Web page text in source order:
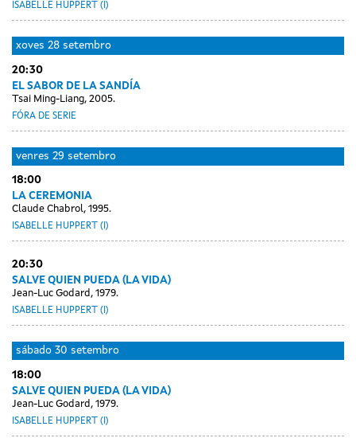
ISABELLE HUPPERT (I)
xoves 28 setembro
20:30
EL SABOR DE LA SANDÍA
Tsai Ming-Liang, 2005.
FÓRA DE SERIE
venres 29 setembro
18:00
LA CEREMONIA
Claude Chabrol, 1995.
ISABELLE HUPPERT (I)
20:30
SALVE QUIEN PUEDA (LA VIDA)
Jean-Luc Godard, 1979.
ISABELLE HUPPERT (I)
sábado 30 setembro
18:00
SALVE QUIEN PUEDA (LA VIDA)
Jean-Luc Godard, 1979.
ISABELLE HUPPERT (I)